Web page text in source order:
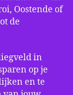
Oostende of
de
in
op je
en te